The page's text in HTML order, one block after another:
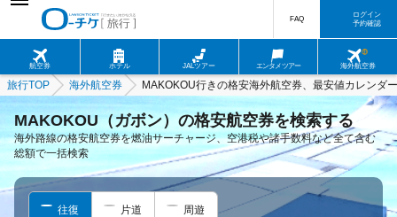
航空券 ホテル JALツアー エンタメツアー 海外航空券
FAQ
ログイン
予約確認
旅行TOP 海外航空券 MAKOKOU行きの格安海外航空券、最安値カレンダー
MAKOKOU（ガボン）の格安航空券を検索する
海外路線の格安航空券を燃油サーチャージ、空港税や諸手数料など全て含む
総額で一括検索
往復 片道 周遊